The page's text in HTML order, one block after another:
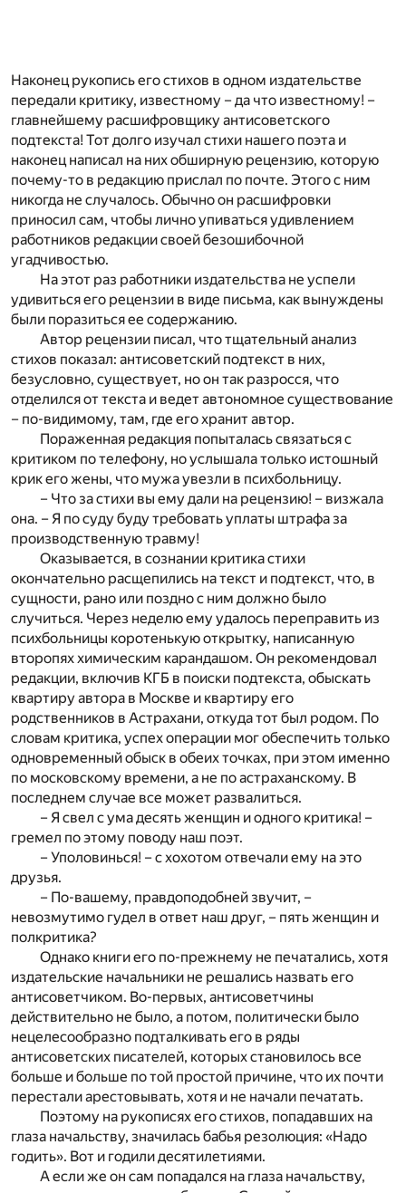
Наконец рукопись его стихов в одном издательстве
передали критику, известному – да что известному! –
главнейшему расшифровщику антисоветского
подтекста! Тот долго изучал стихи нашего поэта и
наконец написал на них обширную рецензию, которую
почему-то в редакцию прислал по почте. Этого с ним
никогда не случалось. Обычно он расшифровки
приносил сам, чтобы лично упиваться удивлением
работников редакции своей безошибочной
угадчивостью.
На этот раз работники издательства не успели
удивиться его рецензии в виде письма, как вынуждены
были поразиться ее содержанию.
Автор рецензии писал, что тщательный анализ
стихов показал: антисоветский подтекст в них,
безусловно, существует, но он так разросся, что
отделился от текста и ведет автономное существование
– по-видимому, там, где его хранит автор.
Пораженная редакция попыталась связаться с
критиком по телефону, но услышала только истошный
крик его жены, что мужа увезли в психбольницу.
– Что за стихи вы ему дали на рецензию! – визжала
она. – Я по суду буду требовать уплаты штрафа за
производственную травму!
Оказывается, в сознании критика стихи
окончательно расщепились на текст и подтекст, что, в
сущности, рано или поздно с ним должно было
случиться. Через неделю ему удалось переправить из
психбольницы коротенькую открытку, написанную
второпях химическим карандашом. Он рекомендовал
редакции, включив КГБ в поиски подтекста, обыскать
квартиру автора в Москве и квартиру его
родственников в Астрахани, откуда тот был родом. По
словам критика, успех операции мог обеспечить только
одновременный обыск в обеих точках, при этом именно
по московскому времени, а не по астраханскому. В
последнем случае все может развалиться.
– Я свел с ума десять женщин и одного критика! –
гремел по этому поводу наш поэт.
– Уполовинься! – с хохотом отвечали ему на это
друзья.
– По-вашему, правдоподобней звучит, –
невозмутимо гудел в ответ наш друг, – пять женщин и
полкритика?
Однако книги его по-прежнему не печатались, хотя
издательские начальники не решались назвать его
антисоветчиком. Во-первых, антисоветчины
действительно не было, а потом, политически было
нецелесообразно подталкивать его в ряды
антисоветских писателей, которых становилось все
больше и больше по той простой причине, что их почти
перестали арестовывать, хотя и не начали печатать.
Поэтому на рукописях его стихов, попадавших на
глаза начальству, значилась бабья резолюция: «Надо
годить». Вот и годили десятилетиями.
А если же он сам попадался на глаза начальству,